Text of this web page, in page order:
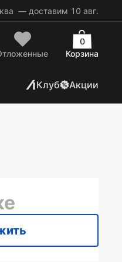
— доставим 10 авг.
Корзина
0
Клуб Акции